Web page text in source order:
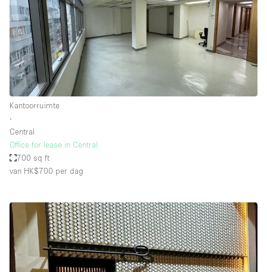
Kantoorruimte
∙
Central
Office for lease in Central
700 sq ft
van HK$700 per dag